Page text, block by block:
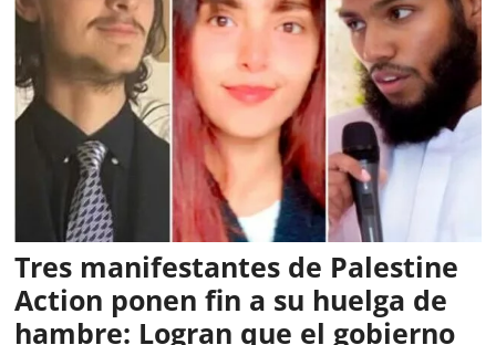
Tres manifestantes de Palestine
Action ponen fin a su huelga de
hambre: Logran que el gobierno